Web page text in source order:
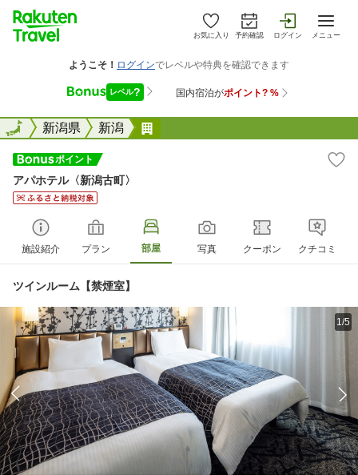
お気に入り 予約確認 ログイン メニュー
全国新潟県 新潟
全国
アパホテル〈新潟古町〉
施設紹介 プラン 部屋 写真 クーポン クチコミ
ツインルーム【禁煙室】
1/5